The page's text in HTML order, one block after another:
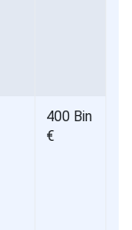
400 Bin
€